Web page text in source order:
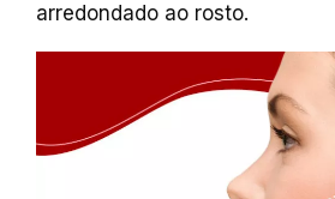
arredondado ao rosto.